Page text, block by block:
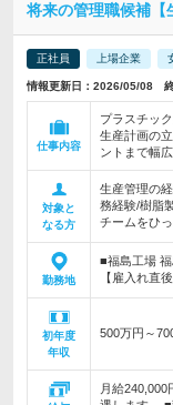
将来の管理職候補【
正社員 上場企業
情報更新日：2026/05/08
仕事内容
プラスチッ
生産計画の
ントまで幅
対象と
なる方
生産管理の
務経験/樹脂
チームをひ
勤務地
■福島工場
【雇入れ直
初年度
年収
500万円～
月給